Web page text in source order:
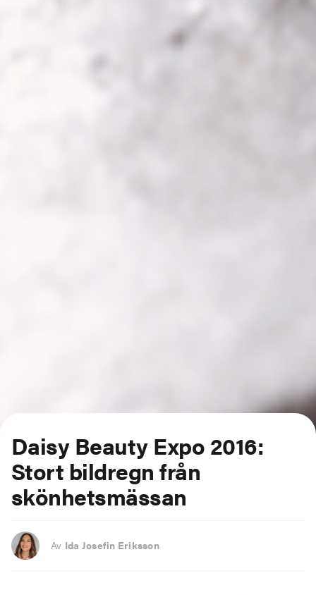
Daisy Beauty Expo 2016:
Stort bildregn från
skönhetsmässan
Av Ida Josefin Eriksson